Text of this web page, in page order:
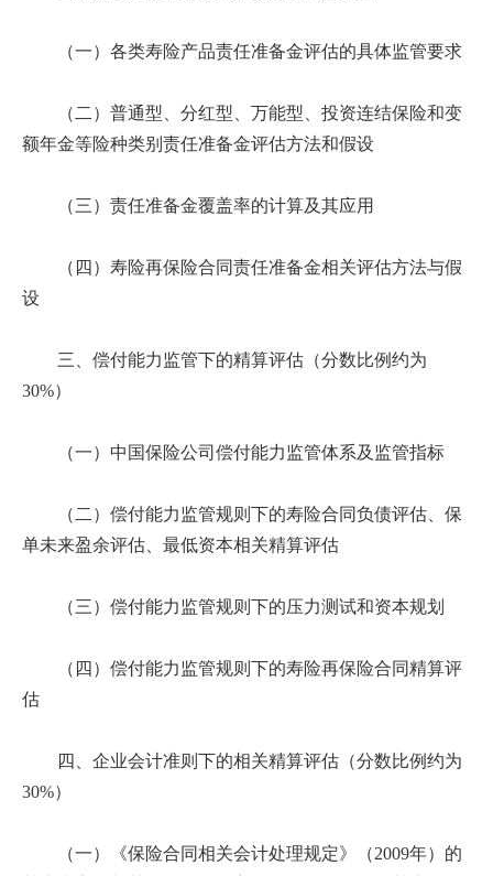
（一）各类寿险产品责任准备金评估的具体监管要求
（二）普通型、分红型、万能型、投资连结保险和变
额年金等险种类别责任准备金评估方法和假设
（三）责任准备金覆盖率的计算及其应用
（四）寿险再保险合同责任准备金相关评估方法与假
设
三、偿付能力监管下的精算评估（分数比例约为
30%）
（一）中国保险公司偿付能力监管体系及监管指标
（二）偿付能力监管规则下的寿险合同负债评估、保
单未来盈余评估、最低资本相关精算评估
（三）偿付能力监管规则下的压力测试和资本规划
（四）偿付能力监管规则下的寿险再保险合同精算评
估
四、企业会计准则下的相关精算评估（分数比例约为
30%）
（一）《保险合同相关会计处理规定》（2009年）的